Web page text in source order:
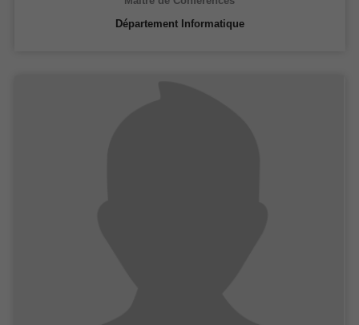
Département Informatique